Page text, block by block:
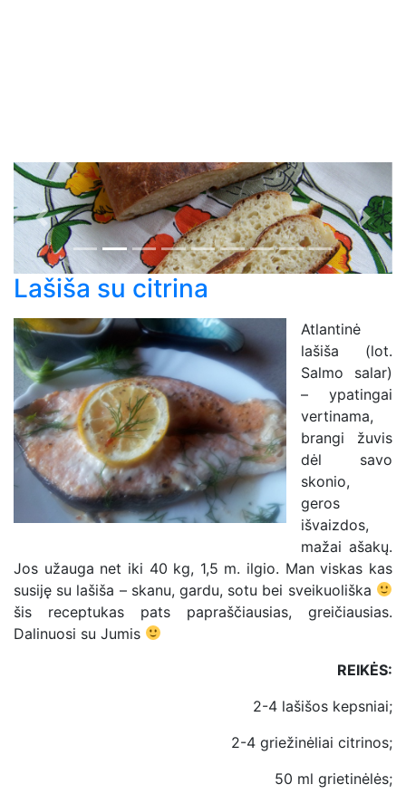
Previous Next
Lašiša su citrina
Atlantinė
lašiša (lot.
Salmo salar)
– ypatingai
vertinama,
brangi žuvis
dėl savo
skonio,
geros
išvaizdos,
mažai ašakų.
Jos užauga net iki 40 kg, 1,5 m. ilgio. Man viskas kas
susiję su lašiša – skanu, gardu, sotu bei sveikuoliška
šis receptukas pats papraščiausias, greičiausias.
Dalinuosi su Jumis
REIKĖS:
2-4 lašišos kepsniai;
2-4 griežinėliai citrinos;
50 ml grietinėlės;